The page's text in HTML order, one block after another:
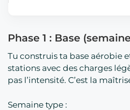
Phase 1 : Base
Tu construis ta base aérobie
stations avec des charges
pas l’intensité. C’est la
Semaine type :